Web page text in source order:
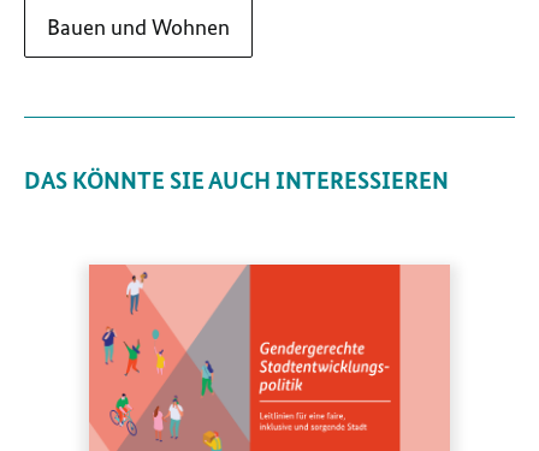
Bauen und Wohnen
DAS KÖNNTE SIE AUCH INTERESSIEREN